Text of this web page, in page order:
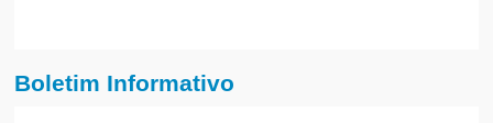
Boletim Informativo